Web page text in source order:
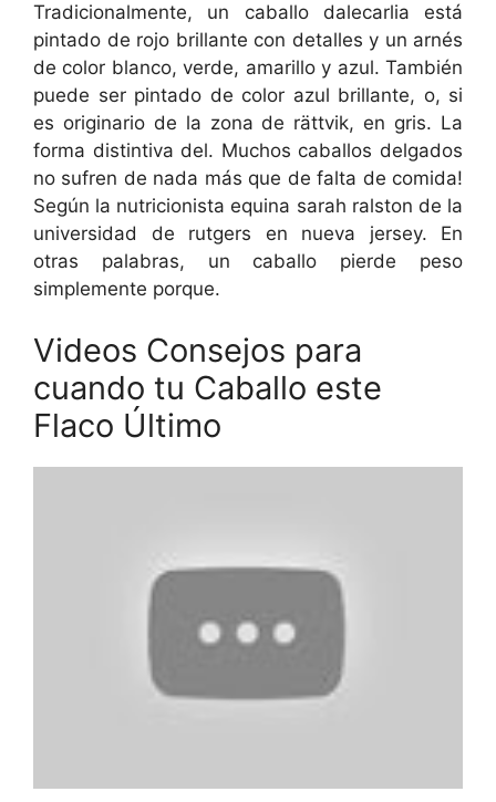
Tradicionalmente, un caballo dalecarlia está
pintado de rojo brillante con detalles y un arnés
de color blanco, verde, amarillo y azul. También
puede ser pintado de color azul brillante, o, si
es originario de la zona de rättvik, en gris. La
forma distintiva del. Muchos caballos delgados
no sufren de nada más que de falta de comida!
Según la nutricionista equina sarah ralston de la
universidad de rutgers en nueva jersey. En
otras palabras, un caballo pierde peso
simplemente porque.
Videos Consejos para
cuando tu Caballo este
Flaco Último